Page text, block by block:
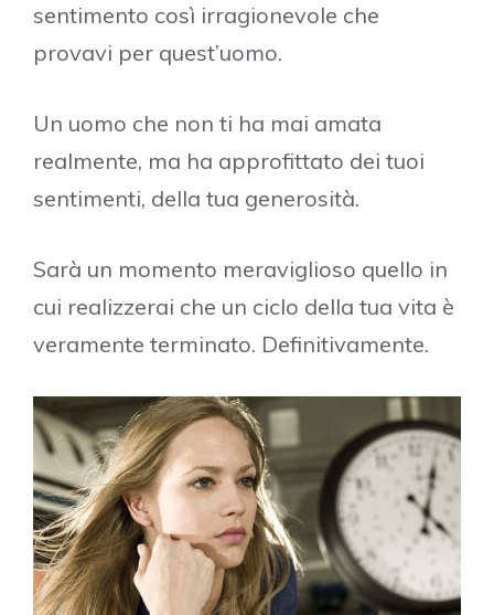
sentimento così irragionevole che
provavi per quest’uomo.
Un uomo che non ti ha mai amata
realmente, ma ha approfittato dei tuoi
sentimenti, della tua generosità.
Sarà un momento meraviglioso quello in
cui realizzerai che un ciclo della tua vita è
veramente terminato. Definitivamente.